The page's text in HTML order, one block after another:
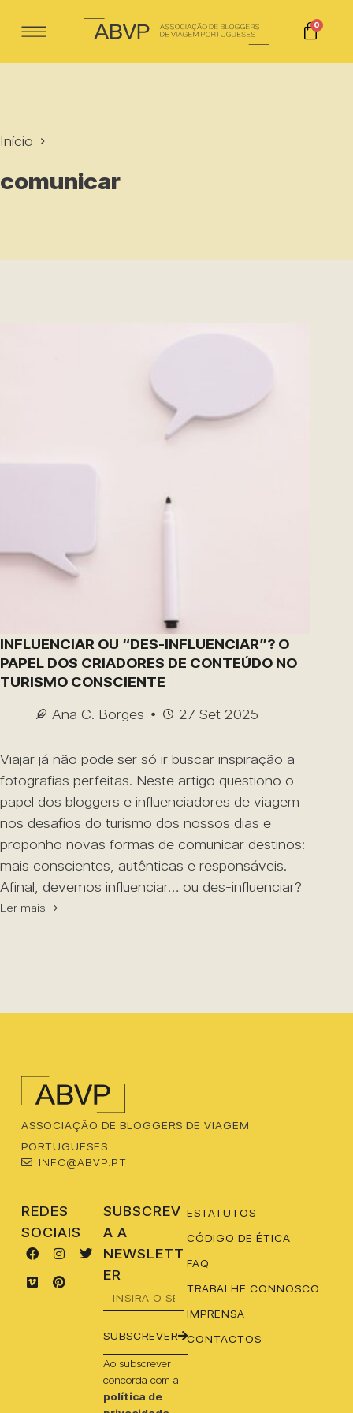
0
Início
comunicar
INFLUENCIAR OU “DES-INFLUENCIAR”? O
PAPEL DOS CRIADORES DE CONTEÚDO NO
TURISMO CONSCIENTE
Ana C. Borges
27 Set 2025
Viajar já não pode ser só ir buscar inspiração a
fotografias perfeitas. Neste artigo questiono o
papel dos bloggers e influenciadores de viagem
nos desafios do turismo dos nossos dias e
proponho novas formas de comunicar destinos:
mais conscientes, autênticas e responsáveis.
Afinal, devemos influenciar… ou des-influenciar?
Ler mais
ASSOCIAÇÃO DE BLOGGERS DE VIAGEM
PORTUGUESES
INFO@ABVP.PT
REDES
SOCIAIS
SUBSCREV
A A
NEWSLETT
ER
SUBSCREVER
Ao subscrever
concorda com a
política de
ESTATUTOS
CÓDIGO DE ÉTICA
FAQ
TRABALHE CONNOSCO
IMPRENSA
CONTACTOS